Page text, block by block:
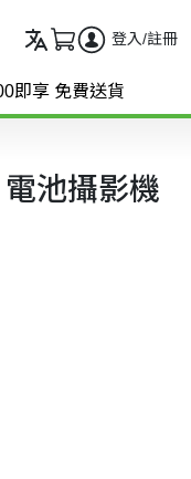
登入/註冊
即享 免費送貨
池攝影機